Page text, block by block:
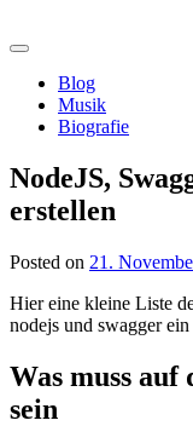
to
Blog
Musik
Biografie
NodeJS,
erstellen
Posted on 21.
Hier eine kleine Liste
nodejs und swagger
Was muss auf
sein